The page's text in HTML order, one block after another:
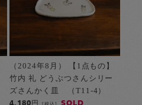
（2024年8月） 【1点もの】
竹内 礼 どうぶつさんシリー
ズさんかく皿 （T11-4）
4,180円 [税込] SOLD